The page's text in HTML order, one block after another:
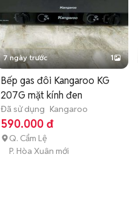
7 ngày trước 1
Bếp gas đôi Kangaroo KG
207G mặt kính đen
Đã sử dụng Kangaroo
590.000 đ
Q. Cẩm Lệ
P. Hòa Xuân mới